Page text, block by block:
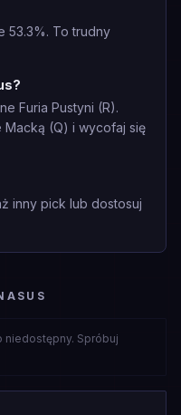
53.3%. To trudny
Furia Pustyni (R).
(Q) i wycofaj się
inny pick lub dostosuj
Spróbuj